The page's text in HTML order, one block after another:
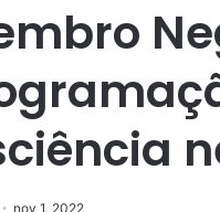
nov 1, 2022